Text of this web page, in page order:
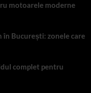
motoarele moderne
în București: zonele care
complet pentru